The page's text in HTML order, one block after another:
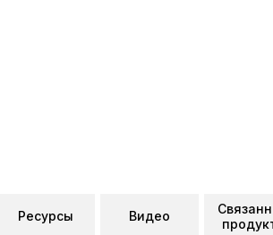
Ресурсы Видео